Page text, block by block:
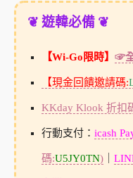
❦ 遊韓必備 ❦
【Wi-Go限時】 ☞
【現金回饋邀請碼:
KKday Klook 折扣
行動支付： icash
碼:U5JY0TN)｜